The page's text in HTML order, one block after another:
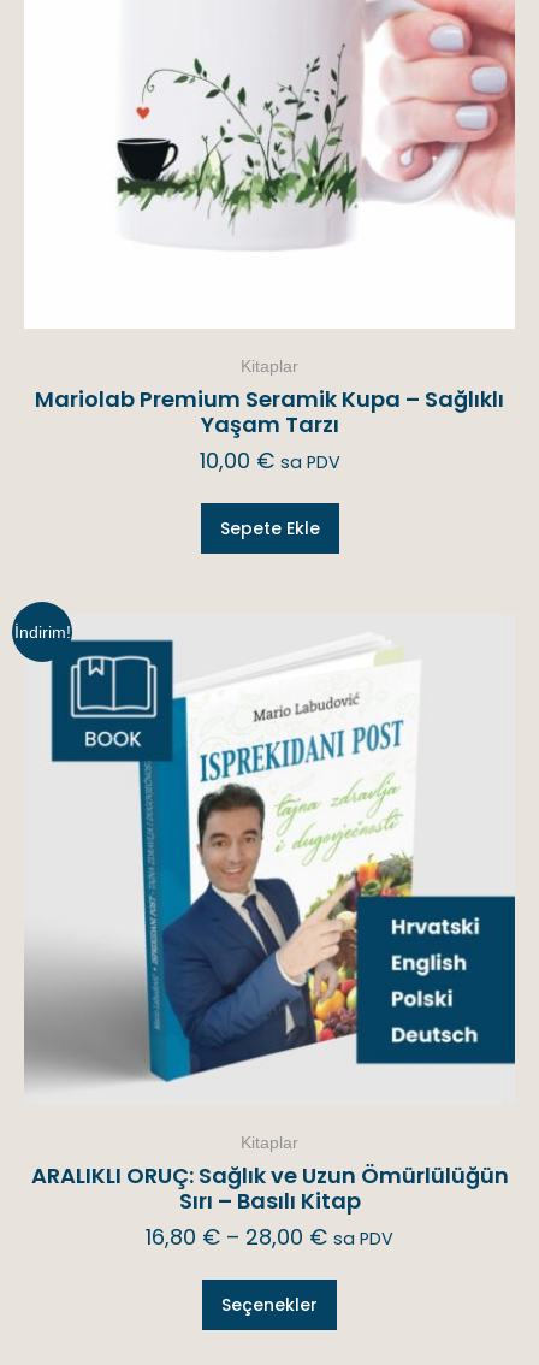
Kitaplar
Mariolab Premium Seramik Kupa – Sağlıklı
Yaşam Tarzı
10,00 € sa PDV
Sepete Ekle
İndirim!
Kitaplar
ARALIKLI ORUÇ: Sağlık ve Uzun Ömürlülüğün
Sırı – Basılı Kitap
16,80 € – 28,00 € sa PDV
Seçenekler